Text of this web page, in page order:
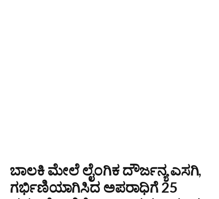
ಬಾಲಕಿ ಮೇಲೆ ಲೈಂಗಿಕ ದೌರ್ಜನ್ಯ ಎಸಗಿ,
ಗರ್ಭಿಣಿಯಾಗಿಸಿದ ಅಪರಾಧಿಗೆ 25